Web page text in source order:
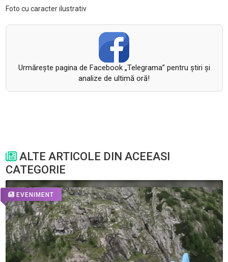
Foto cu caracter ilustrativ
Urmăreşte pagina de Facebook „Telegrama” pentru ştiri şi
analize de ultimă oră!
ALTE ARTICOLE DIN ACEEASI
CATEGORIE
EVENIMENT